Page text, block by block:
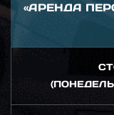
«АРЕНДА